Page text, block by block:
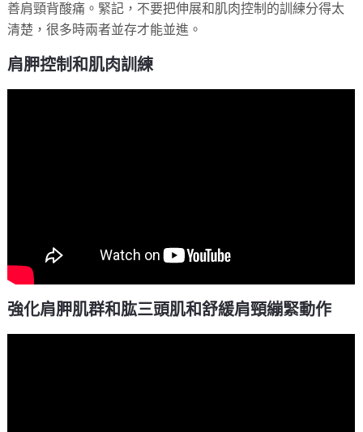
善肩頸背酸痛。緊記，不要把伸展和肌肉控制的訓練分得太
清楚，很多時兩者並存才能並進。
肩胛控制和肌肉訓練
強化肩胛肌群和肱三頭肌和舒緩肩頸繃緊動作